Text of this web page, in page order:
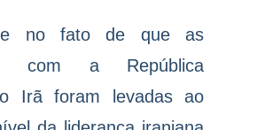
no fato de que as
com a República
Irã foram levadas ao